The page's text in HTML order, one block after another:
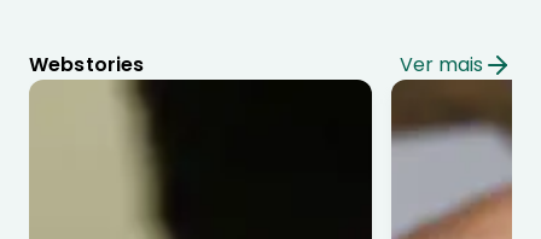
Webstories Ver mais